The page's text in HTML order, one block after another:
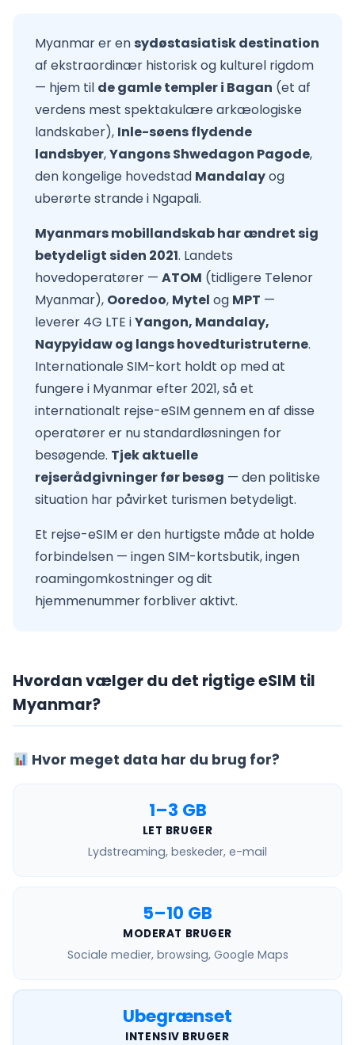
Myanmar er en sydøstasiatisk destination
af ekstraordinær historisk og kulturel rigdom
— hjem til de gamle templer i Bagan (et af
verdens mest spektakulære arkæologiske
landskaber), Inle-søens flydende
landsbyer,Yangons Shwedagon Pagode,
den kongelige hovedstad Mandalayog
uberørte strande i Ngapali.
Myanmars mobillandskab har ændret sig
betydeligt siden 2021. Landets
hovedoperatører — ATOM (tidligere Telenor
Myanmar), Ooredoo, Mytel og MPT —
leverer 4G LTE iYangon, Mandalay,
Naypyidaw og langs hovedturistruterne.
Internationale SIM-kort holdt op med at
fungere i Myanmar efter 2021, så et
internationalt rejse-eSIM gennem en af disse
operatører er nu standardløsningen for
besøgende. Tjek aktuelle
rejserådgivninger før besøg — den politiske
situation har påvirket turismen betydeligt.
Et rejse-eSIM er den hurtigste måde at holde
forbindelsen — ingen SIM-kortsbutik, ingen
roamingomkostninger og dit
hjemmenummer forbliver aktivt.
Hvordan vælger du det rigtige eSIM til
Myanmar?
Hvor meget data har du brug for?
1–3 GB
LET BRUGER
Lydstreaming, beskeder, e-mail
5–10 GB
MODERAT BRUGER
Sociale medier, browsing, Google Maps
Ubegrænset
INTENSIV BRUGER